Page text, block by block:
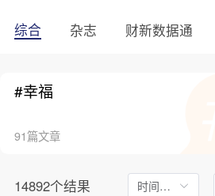
综合 杂志 财新数据通
#幸福
91篇文章
14892个结果 时间不限